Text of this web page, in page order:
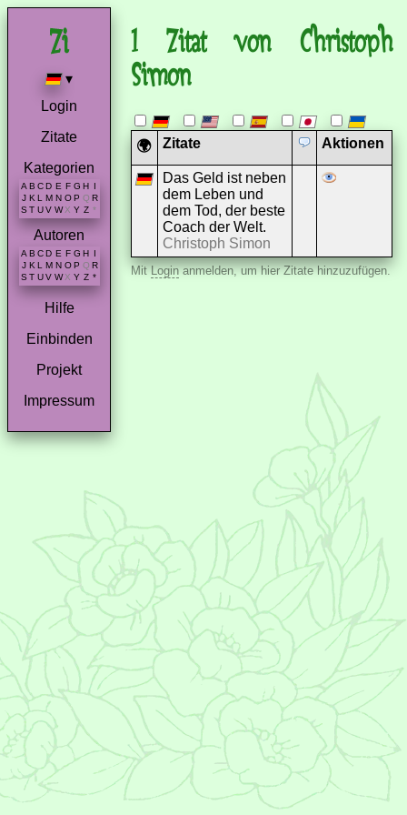
▾
Login
Zitate
Kategorien
A B C D E F G H I
J K L M N O P Q R
S T U V W X Y Z *
Autoren
A B C D E F G H
J K L M N O P Q R
S T U V W X Y Z *
Hilfe
Einbinden
Projekt
Impressum
1 Zitat von Christoph
Simon
🌍 Zitate Aktionen
Das Geld ist neben
dem Leben und
dem Tod, der beste
Coach der Welt.
Christoph Simon
MitLoginanmelden, um hier Zitate hinzuzufügen.